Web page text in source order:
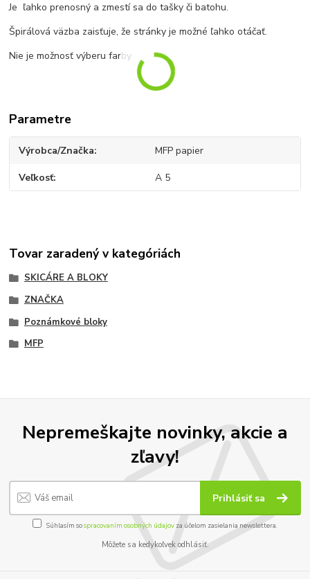
Je ľahko prenosný a zmestí sa do tašky či batohu.
Špirálová väzba zaisťuje, že stránky je možné ľahko otáčať.
Nie je možnosť výberu farby
Parametre
Výrobca/Značka MFP papier
Veľkosť A 5
Tovar zaradený v kategóriách
SKICÁRE A BLOKY
ZNAČKA
Poznámkové bloky
MFP
Nepremeškajte novinky, akcie a
zľavy!
Prihlásiť sa
Súhlasím sospracovaním osobných údajov za účelom zasielania newslettera.
Môžete sa kedykoľvek odhlásiť.